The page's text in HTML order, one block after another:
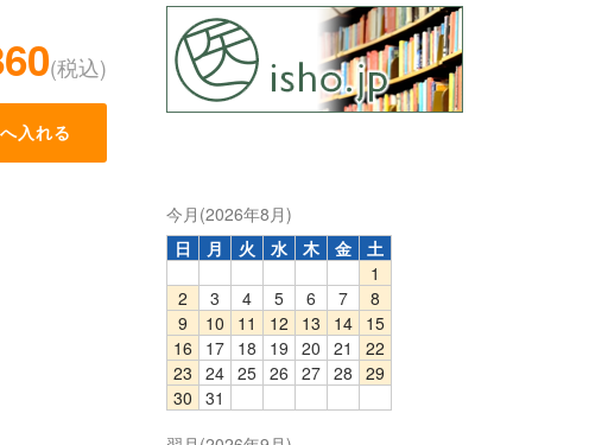
(税込)
今月(2026年8月)
日
月 火 水 木 金
土
1
2
3 4 5 6 7
8
9
10 11 12 13 14 15
16
17 18 19 20 21
22
23 24 25 26 27 28 29
30 31